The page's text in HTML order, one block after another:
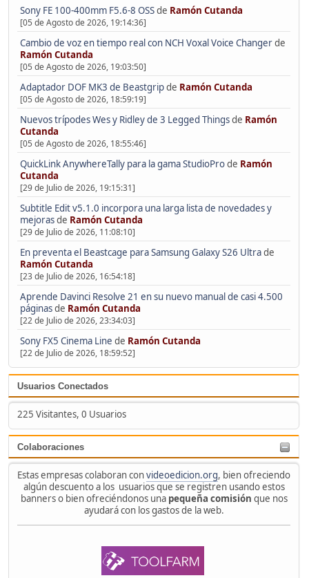
Sony FE 100-400mm F5.6-8 OSSde Ramón Cutanda
[05 de Agosto de 2026, 19:14:36]
Cambio de voz en tiempo real con NCH Voxal Voice Changerde
Ramón Cutanda
[05 de Agosto de 2026, 19:03:50]
Adaptador DOF MK3 de Beastgripde Ramón Cutanda
[05 de Agosto de 2026, 18:59:19]
Nuevos trípodes Wes y Ridley de 3 Legged Thingsde Ramón
Cutanda
[05 de Agosto de 2026, 18:55:46]
QuickLink AnywhereTally para la gama StudioProde Ramón
Cutanda
[29 de Julio de 2026, 19:15:31]
Subtitle Edit v5.1.0 incorpora una larga lista de novedades y
mejorasde Ramón Cutanda
[29 de Julio de 2026, 11:08:10]
En preventa el Beastcage para Samsung Galaxy S26 Ultrade
Ramón Cutanda
[23 de Julio de 2026, 16:54:18]
Aprende Davinci Resolve 21 en su nuevo manual de casi 4.500
páginasde Ramón Cutanda
[22 de Julio de 2026, 23:34:03]
Sony FX5 Cinema Line de Ramón Cutanda
[22 de Julio de 2026, 18:59:52]
Usuarios Conectados
225 Visitantes, 0 Usuarios
Colaboraciones
Estas empresas colaboran convideoedicion.org, bien ofreciendo
algún descuento a los usuarios que se registren usando estos
banners o bien ofreciéndonos una pequeña comisión que nos
ayudará con los gastos de la web.